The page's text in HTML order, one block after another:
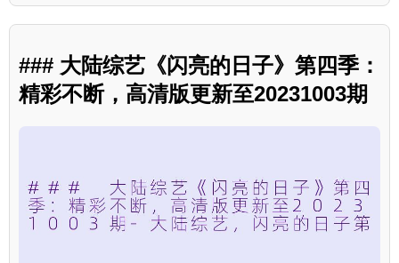
### 大陆综艺《闪亮的日子》第四季：
精彩不断，高清版更新至20231003期